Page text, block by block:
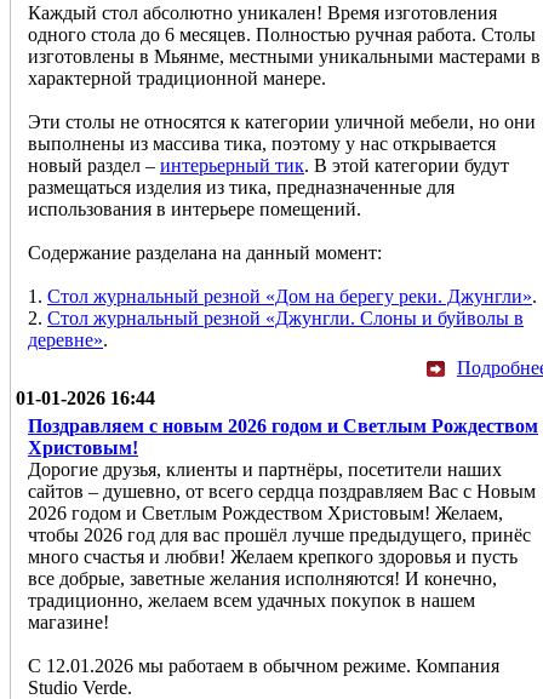
Каждый стол абсолютно уникален! Время изготовления
одного стола до 6 месяцев. Полностью ручная работа. Столы
изготовлены в Мьянме, местными уникальными мастерами в
характерной традиционной манере.
Эти столы не относятся к категории уличной мебели, но они
выполнены из массива тика, поэтому у нас открывается
новый раздел – интерьерный тик. В этой категории будут
размещаться изделия из тика, предназначенные для
использования в интерьере помещений.
Содержание разделана на данный момент:
1. Стол журнальный резной «Дом на берегу реки. Джунгли».
2. Стол журнальный резной «Джунгли. Слоны и буйволы в
деревне».
01-01-2026 16:44
Поздравляем с новым 2026 годом и Светлым Рождеством
Христовым!
Дорогие друзья, клиенты и партнёры, посетители наших
сайтов – душевно, от всего сердца поздравляем Вас с Новым
2026 годом и Светлым Рождеством Христовым! Желаем,
чтобы 2026 год для вас прошёл лучше предыдущего, принёс
много счастья и любви! Желаем крепкого здоровья и пусть
все добрые, заветные желания исполняются! И конечно,
традиционно, желаем всем удачных покупок в нашем
магазине!
С 12.01.2026 мы работаем в обычном режиме. Компания
Studio Verde.